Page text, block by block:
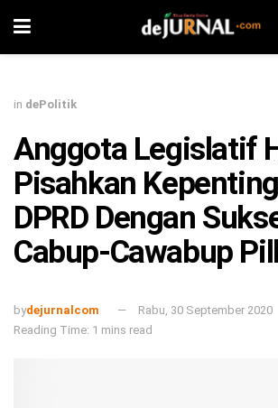
in dePolitik
Anggota Legislatif
Pisahkan
DPRD Dengan
Cabup-Cawabup
bydejurnalcom
Rabu, 30 September 2020
Reading Time: 1 mins read